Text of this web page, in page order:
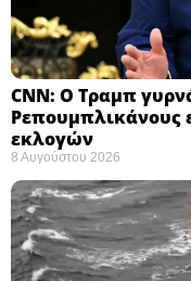
CNN: Ο Τραμπ
Ρεπουμπλικάνους
εκλογών ​
8 Αυγούστου 2026